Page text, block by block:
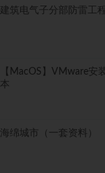
建筑电气子分部防雷工
【MacOS】VMware安
本
海绵城市（一套资料）